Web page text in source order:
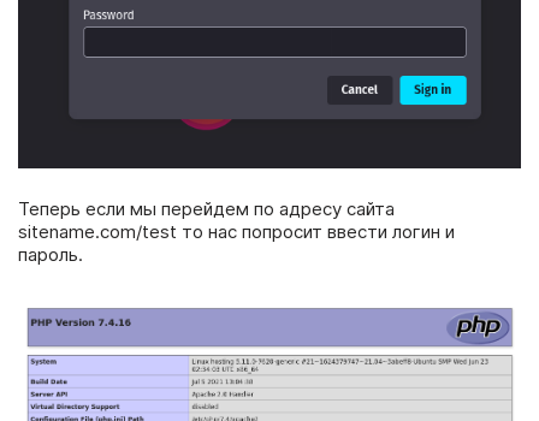
Теперь если мы перейдем по адресу сайта
sitename.com/test то нас попросит ввести логин и
пароль.